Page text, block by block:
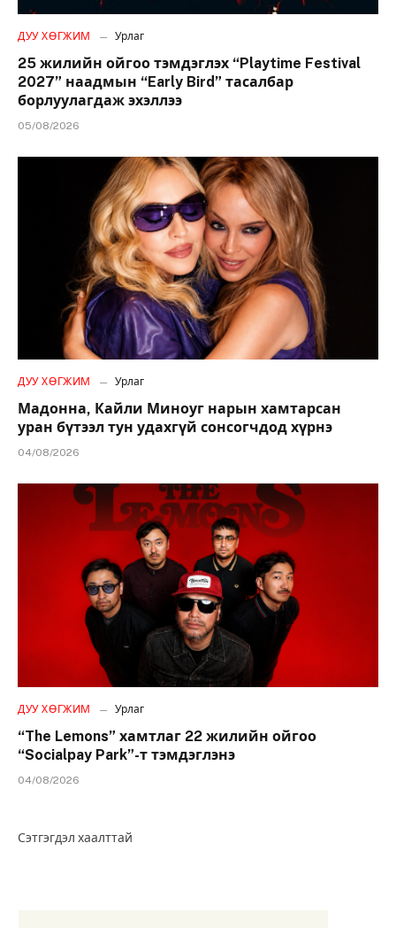
ДУУ ХӨГЖИМ Урлаг
25 жилийн ойгоо тэмдэглэх “Playtime Festival
2027” наадмын “Early Bird” тасалбар
борлуулагдаж эхэллээ
05/08/2026
ДУУ ХӨГЖИМ Урлаг
Мадонна, Кайли Миноуг нарын хамтарсан
уран бүтээл тун удахгүй сонсогчдод хүрнэ
04/08/2026
ДУУ ХӨГЖИМ Урлаг
“The Lemons” хамтлаг 22 жилийн ойгоо
“Socialpay Park”-т тэмдэглэнэ
04/08/2026
Сэтгэгдэл хаалттай